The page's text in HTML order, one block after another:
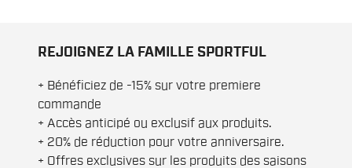
REJOIGNEZ LA FAMILLE SPORTFUL
+ Bénéficiez de -15% sur votre premiere
commande
+ Accès anticipé ou exclusif aux produits.
+ 20% de réduction pour votre anniversaire.
+ Offres exclusives sur les produits des saisons